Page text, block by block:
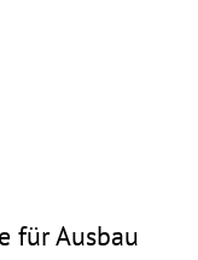
für Ausbau